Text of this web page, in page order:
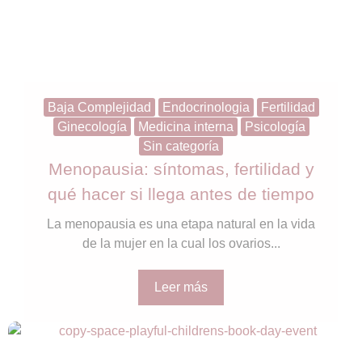
Baja Complejidad Endocrinologia
Fertilidad
Ginecología
Medicina interna
Psicología
Sin categoría
Menopausia: síntomas, fertilidad y
qué hacer si llega antes de tiempo
La menopausia es una etapa natural en la vida
de la mujer en la cual los ovarios...
Leer más